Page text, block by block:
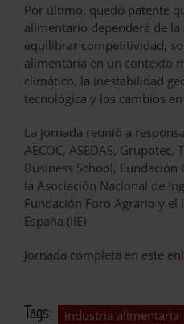
Por último, quedó patente
alimentario dependerá de
equilibrar competitividad,
alimentaria en un contexto
climático, la inestabilidad
tecnológica y los cambios
La jornada reunió a
AECOC, ASEDAS, Grupotec,
Business School,
la Asociación Nacional de
Fundación Foro Agrario y
España (IIE)
Jornada completa en este
Tags: industria alimentaria